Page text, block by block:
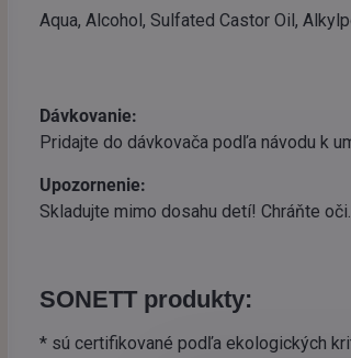
Aqua, Alcohol, Sulfated Castor Oil,
Dávkovanie:
Pridajte do dávkovača podľa návodu k
Upozornenie:
Skladujte mimo dosahu detí! Chráňte oči.
SONETT produkty:
* sú certifikované podľa ekologických